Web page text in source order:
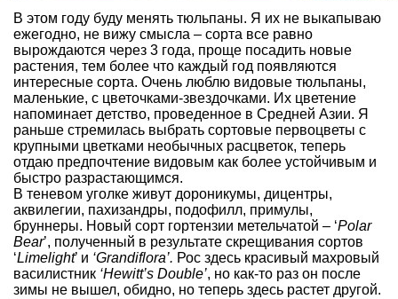
В этом году буду менять тюльпаны. Я их не выкапываю
ежегодно, не вижу смысла – сорта все равно
вырождаются через 3 года, проще посадить новые
растения, тем более что каждый год появляются
интересные сорта. Очень люблю видовые тюльпаны,
маленькие, с цветочками-звездочками. Их цветение
напоминает детство, проведенное в Средней Азии. Я
раньше стремилась выбрать сортовые первоцветы с
крупными цветками необычных расцветок, теперь
отдаю предпочтение видовым как более устойчивым и
быстро разрастающимся.
В теневом уголке живут дороникумы, дицентры,
аквилегии, пахизандры, подофилл, примулы,
бруннеры. Новый сорт гортензии метельчатой – ‘Polar
Bear’, полученный в результате скрещивания сортов
‘Limelight’ и ‘Grandiflora’. Рос здесь красивый махровый
василистник ‘Hewitt’s Double’, но как-то раз он после
зимы не вышел, обидно, но теперь здесь растет другой.